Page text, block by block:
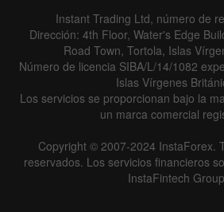
Instant Trading Ltd, número de
Dirección: 4th Floor, Water's Edge
Road Town, Tortola, Islas
Número de licencia SIBA/L/14/1082
Islas Vírgenes
Los servicios se proporcionan bajo la
un marca comercial
Copyright © 2007-2024 InstaForex.
reservados. Los servicios financieros
InstaFintech